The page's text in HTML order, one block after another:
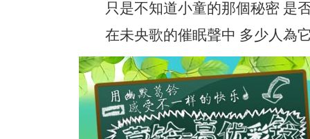
只是不知道小童的那個秘密 是
在未央歌的催眠聲中 多少人為